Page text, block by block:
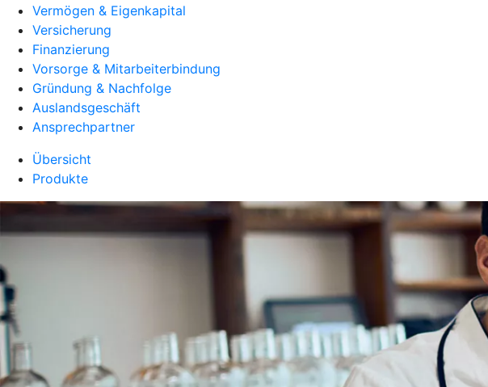
Vermögen & Eigenkapital
Versicherung
Finanzierung
Vorsorge & Mitarbeiterbindung
Gründung & Nachfolge
Auslandsgeschäft
Ansprechpartner
Übersicht
Produkte